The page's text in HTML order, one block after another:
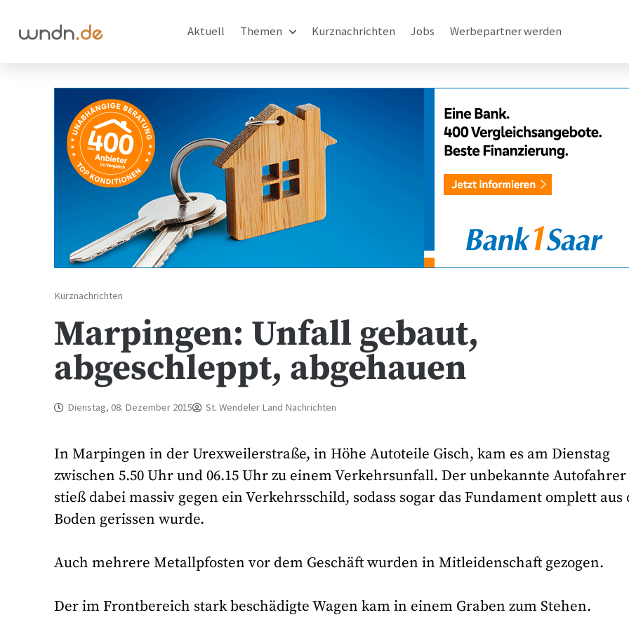
Aktuell Themen Kurznachrichten Jobs Werbepartner werden
Kurznachrichten
Marpingen: Unfall gebaut,
abgeschleppt, abgehauen
Dienstag, 08. Dezember 2015 St. Wendeler Land Nachrichten
In Marpingen in der Urexweilerstraße, in Höhe Autoteile Gisch, kam es am Dienstag
zwischen 5.50 Uhr und 06.15 Uhr zu einem Verkehrsunfall. Der unbekannte Autofahrer
stieß dabei massiv gegen ein Verkehrsschild, sodass sogar das Fundament omplett aus
Boden gerissen wurde.
Auch mehrere Metallpfosten vor dem Geschäft wurden in Mitleidenschaft gezogen.
Der im Frontbereich stark beschädigte Wagen kam in einem Graben zum Stehen.